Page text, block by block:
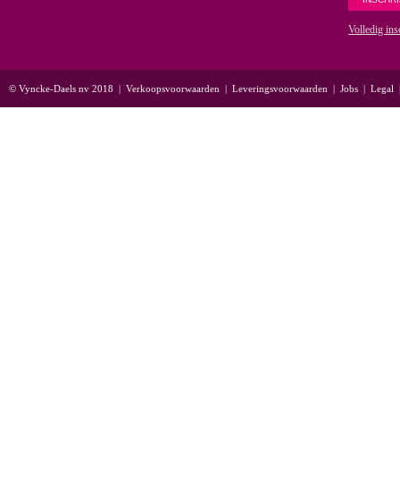
Volledig
© Vyncke-Daels nv 2018 | Verkoopsvoorwaarden | Leveringsvoorwaarden | Jobs | Legal